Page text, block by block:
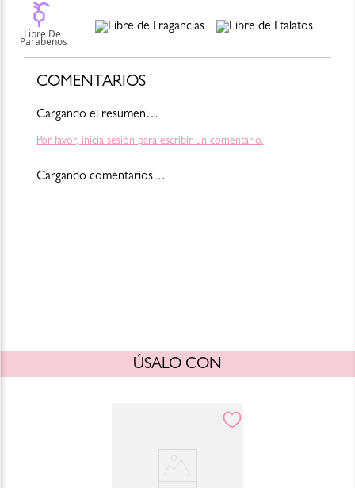
Red 6 (Ci 15850)]
COMENTARIOS
Cargando el resumen…
Por favor, inicia sesión para escribir un comentario.
Cargando comentarios…
ÚSALO CON